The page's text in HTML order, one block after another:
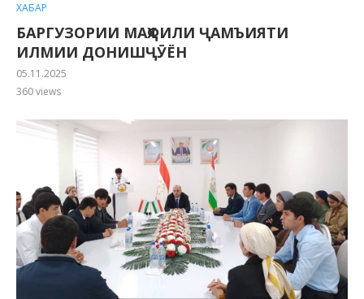
ХАБАР
БАРГУЗОРИИ МАҲФИЛИ ҶАМЪИЯТИ
ИЛМИИ ДОНИШҶӮЁН
05.11.2025
360views